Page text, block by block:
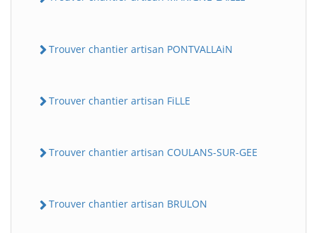
Trouver chantier artisan PONTVALLAiN
Trouver chantier artisan FiLLE
Trouver chantier artisan COULANS-SUR-GEE
Trouver chantier artisan BRULON